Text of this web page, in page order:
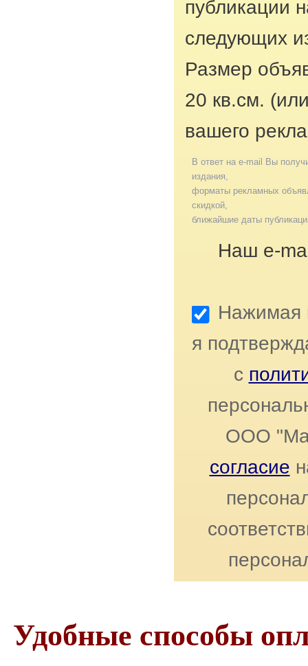
публикации
следующих
Размер
20 кв.см.
вашего
В ответ на e-mail Вы
издания,
форматы рекламных
скидкой,
ближайшие даты
Наш e-
Нажимая
я
с
ООО
согласие
Удобные способы